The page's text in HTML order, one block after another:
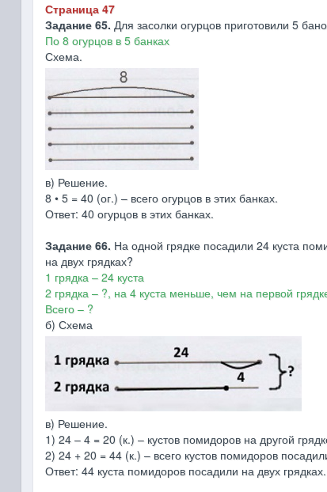
Страница 47
Задание 65. Для засолки огурцов приготовили 5
По 8 огурцов в 5 банках
Схема.
в) Решение.
8 • 5 = 40 (ог.) – всего огурцов в этих банках.
Ответ: 40 огурцов в этих банках.
Задание 66. На одной грядке посадили 24 куста
на двух грядках?
1 грядка – 24 куста
2 грядка – ?, на 4 куста меньше, чем на первой
Всего – ?
б) Схема
в) Решение.
1) 24 – 4 = 20 (к.) – кустов помидоров на другой
2) 24 + 20 = 44 (к.) – всего кустов помидоров
Ответ: 44 куста помидоров посадили на двух грядках.